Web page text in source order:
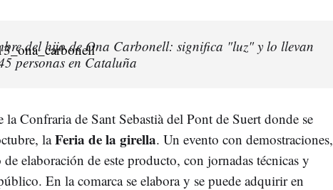
del hijo de Ona Carbonell: significa "luz" y lo llevan
personas en Cataluña
Confraria de Sant Sebastià del Pont de Suert donde se
laFeria de la girella. Un evento con demostraciones,
elaboración de este producto, con jornadas técnicas y
En la comarca se elabora y se puede adquirir en